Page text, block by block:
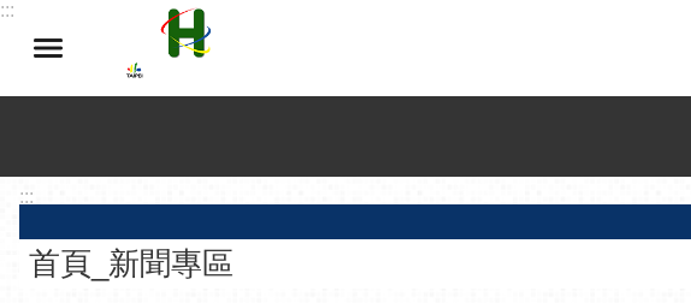
跳到主要內容區塊
:::
:::
首頁_新聞專區